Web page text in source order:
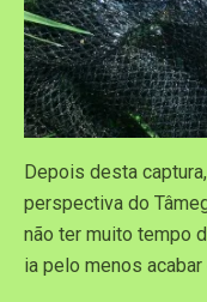
Depois desta
perspectiva do
não ter muito tempo
ia pelo menos